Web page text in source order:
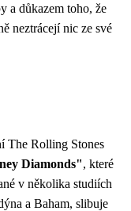
a důkazem toho, že
neztrácejí nic ze své
The Rolling Stones
Diamonds", které
v několika studiích
a Baham, slibuje